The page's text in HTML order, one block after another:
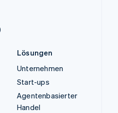
Lösungen
Unternehmen
Start-ups
Agentenbasierter
Handel